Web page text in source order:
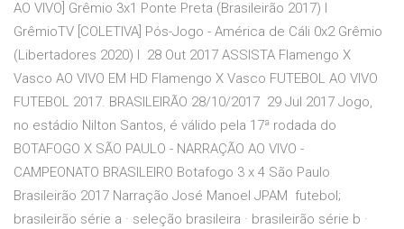
AO VIVO] Grêmio 3x1 Ponte Preta (Brasileirão 2017) l
GrêmioTV [COLETIVA] Pós-Jogo - América de Cáli 0x2 Grêmio
(Libertadores 2020) l 28 Out 2017 ASSISTA Flamengo X
Vasco AO VIVO EM HD Flamengo X Vasco FUTEBOL AO VIVO
FUTEBOL 2017. BRASILEIRÃO 28/10/2017 29 Jul 2017 Jogo,
no estádio Nilton Santos, é válido pela 17ª rodada do
BOTAFOGO X SÃO PAULO - NARRAÇÃO AO VIVO -
CAMPEONATO BRASILEIRO Botafogo 3 x 4 São Paulo
Brasileirão 2017 Narração José Manoel JPAM futebol;
brasileirão série a · seleção brasileira · brasileirão série b ·